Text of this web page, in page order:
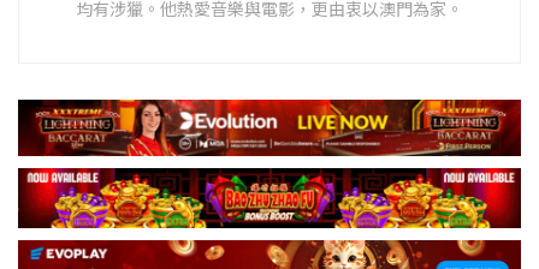
均有涉獵。他熱愛音樂與電影，更由衷以澳門為家。